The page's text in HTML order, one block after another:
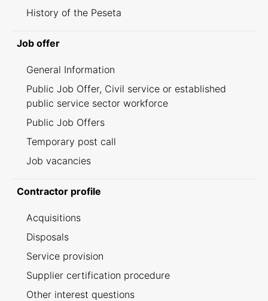
History of the Peseta
Job offer
General Information
Public Job Offer, Civil service or established
public service sector workforce
Public Job Offers
Temporary post call
Job vacancies
Contractor profile
Acquisitions
Disposals
Service provision
Supplier certification procedure
Other interest questions